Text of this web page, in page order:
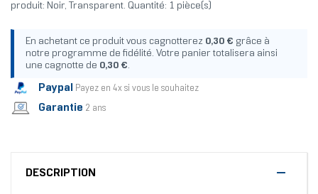
produit: Noir, Transparent. Quantité: 1 pièce(s)
En achetant ce produit vous cagnotterez 0,30 € grâce à
notre programme de fidélité. Votre panier totalisera ainsi
une cagnotte de 0,30 €.
Paypal Payez en 4x si vous le souhaitez
Garantie 2 ans
DESCRIPTION